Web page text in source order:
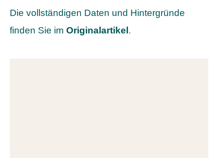
Die vollständigen Daten und Hintergründe
finden Sie im Originalartikel .